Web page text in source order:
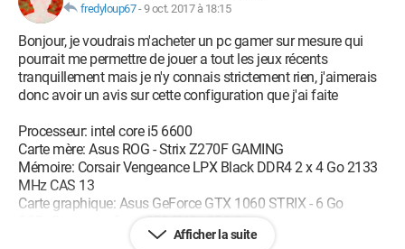
fredyloup67-9 oct. 2017 à 18:15
Bonjour, je voudrais m'acheter un pc gamer sur mesure qui
pourrait me permettre de jouer a tout les jeux récents
tranquillement mais je n'y connais strictement rien, j'aimerais
donc avoir un avis sur cette configuration que j'ai faite
Processeur: intel core i5 6600
Carte mère: Asus ROG - Strix Z270F GAMING
Mémoire: Corsair Vengeance LPX Black DDR4 2 x 4 Go 2133
MHz CAS 13
Carte graphique: Asus GeForce GTX 1060 STRIX - 6 Go
SSD: Samsung Serie 850 EVO - 250 Go
Disque dur: Seagate BarraCuda 2 To
Afficher la suite